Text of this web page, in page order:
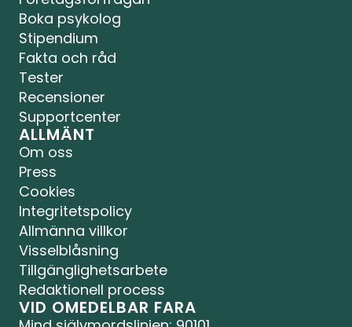
Boka psykolog
Stipendium
Fakta och råd
Tester
Recensioner
Supportcenter
ALLMÄNT
Om oss
Press
Cookies
Integritetspolicy
Allmänna villkor
Visselblåsning
Tillgänglighetsarbete
Redaktionell process
VID OMEDELBAR FARA